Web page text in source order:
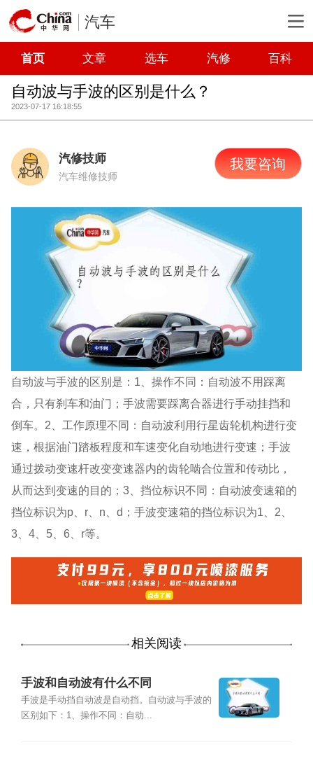
汽车
首页 文章 选车 汽修 百科
自动波与手波的区别是什么？
2023-07-17 16:18:55
汽修技师
汽车维修技师
我要咨询
自动波与手波的区别是：1、操作不同：自动波不用踩离
合，只有刹车和油门；手波需要踩离合器进行手动挂挡和
倒车。2、工作原理不同：自动波利用行星齿轮机构进行变
速，根据油门踏板程度和车速变化自动地进行变速；手波
通过拨动变速杆改变变速器内的齿轮啮合位置和传动比，
从而达到变速的目的；3、挡位标识不同：自动波变速箱的
挡位标识为p、r、n、d；手波变速箱的挡位标识为1、2、
3、4、5、6、r等。
相关阅读
手波和自动波有什么不同
手波是手动挡自动波是自动挡。自动波与手波的
区别如下：1、操作不同：自动...